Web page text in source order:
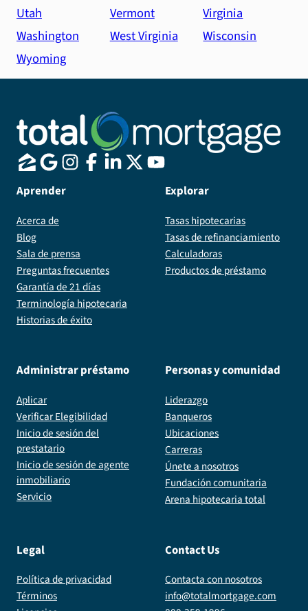
Utah
Vermont
Virginia
Washington
West Virginia
Wisconsin
Wyoming
Aprender
Acerca de
Blog
Sala de prensa
Preguntas frecuentes
Garantía de 21 días
Terminología hipotecaria
Historias de éxito
Explorar
Tasas hipotecarias
Tasas de refinanciamiento
Calculadoras
Productos de préstamo
Administrar préstamo
Aplicar
Verificar Elegibilidad
Inicio de sesión del
prestatario
Inicio de sesión de agente
inmobiliario
Servicio
Personas y comunidad
Liderazgo
Banqueros
Ubicaciones
Carreras
Únete a nosotros
Fundación comunitaria
Arena hipotecaria total
Legal
Política de privacidad
Términos
Contact Us
Contacta con nosotros
info@totalmortgage.com